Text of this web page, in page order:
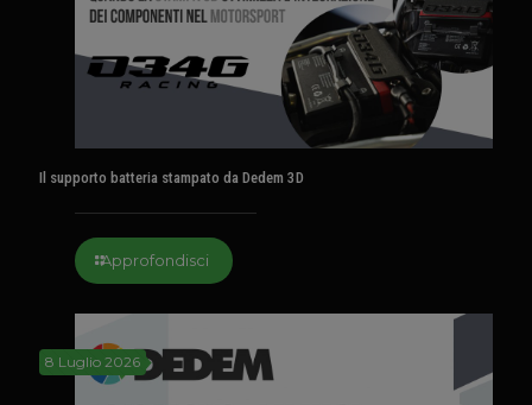
Il supporto batteria stampato da Dedem 3D
Approfondisci
8 Luglio 2026